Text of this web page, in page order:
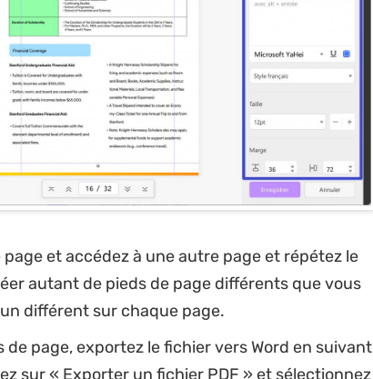
et accédez à une autre page et répétez le
autant de pieds de page différents que vous
différent sur chaque page.
de page, exportez le fichier vers Word en suivant
sur « Exporter un fichier PDF » et sélectionnez